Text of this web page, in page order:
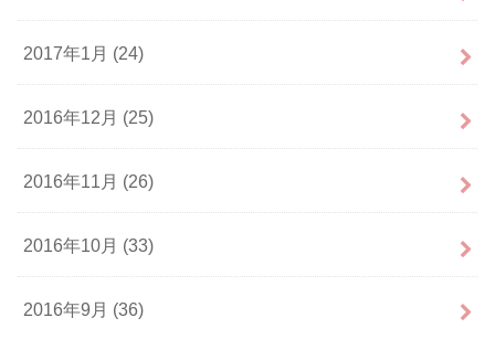
2017年1月 (24)
2016年12月 (25)
2016年11月 (26)
2016年10月 (33)
2016年9月 (36)